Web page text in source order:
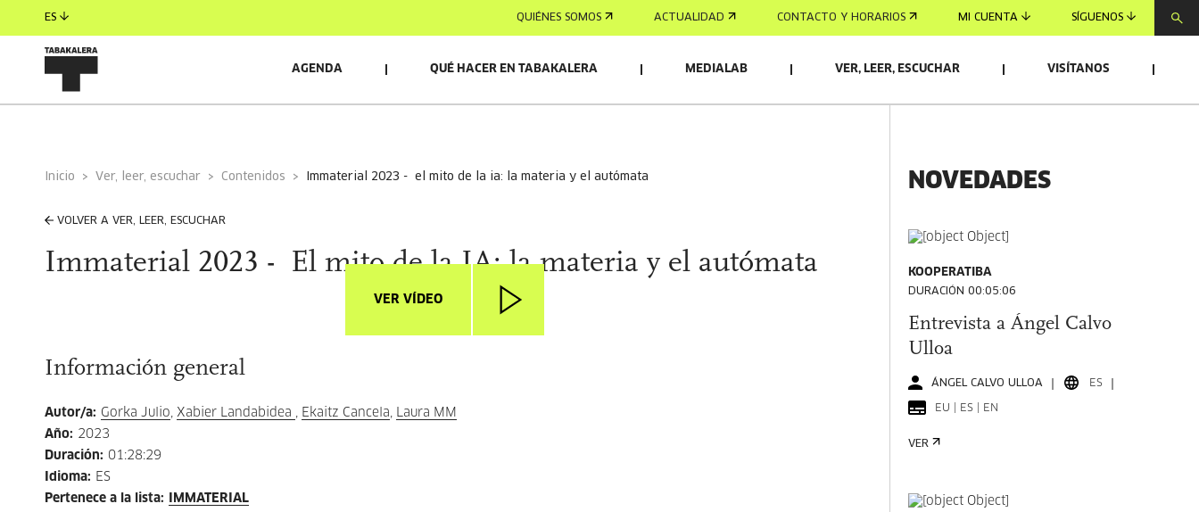
ES QUIÉNES SOMOS ACTUALIDAD CONTACTO Y HORARIOS MI CUENTA SÍGUENOS
AGENDA QUÉ HACER EN TABAKALERA MEDIALAB VER, LEER, ESCUCHAR VISÍTANOS
Inicio Ver, leer, escuchar Contenidos immaterial 2023 - el mito de la ia: la materia y el autómata
VOLVER A VER, LEER, ESCUCHAR
Immaterial 2023 - El mito de la IA: la materia y el autómata
VER VÍDEO
Información general
Autor/a: Gorka Julio, Xabier Landabidea , Ekaitz Cancela, Laura MM
Año: 2023
Duración: 01:28:29
Idioma: ES
Pertenece a la lista:
IMMATERIAL
NOVEDADES
KOOPERATIBA
DURACIÓN 00:05:06
Entrevista a Ángel Calvo
Ulloa
ÁNGEL CALVO ULLOA ES
EU | ES | EN
VER